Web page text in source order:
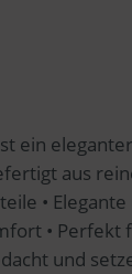
ein
aus
•
• Perfekt
und